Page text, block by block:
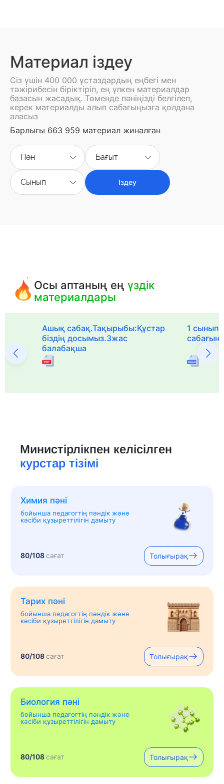
Материал іздеу
Сіз үшін 400 000 ұстаздардың еңбегі мен
тәжірибесін біріктіріп, ең үлкен материалдар
базасын жасадық. Төменде пәніңізді белгілеп,
керек материалды алып сабағыңызға қолдана
аласыз
Барлығы 663 959 материал жиналған
Пән Бағыт
Сынып Іздеу
Осы аптаның еңүздік
материалдары
Ашық сабақ.Тақырыбы:Құстар
біздің досымыз.3жас
балабақша
1
Министірлікпен келісілген
курстар тізімі
Химия пәні
бойынша педагогтің пәндік және
кәсіби құзыреттілігін дамыту
80/108сағат Толығырақ
Тарих пәні
бойынша педагогтің пәндік және
кәсіби құзыреттілігін дамыту
80/108сағат Толығырақ
Биология пәні
бойынша педагогтің пәндік және
кәсіби құзыреттілігін дамыту
80/108сағат Толығырақ